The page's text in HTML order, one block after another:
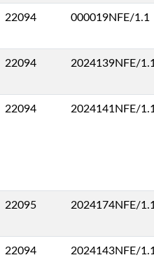
22094 000019NFE/1.1
22094 2024139NFE/1.1
22094 2024141NFE/1.1
22095 2024174NFE/1.1
22094 2024143NFE/1.1